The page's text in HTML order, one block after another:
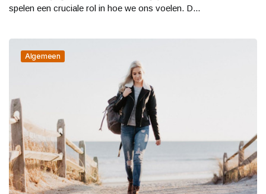
spelen een cruciale rol in hoe we ons voelen. D...
Algemeen